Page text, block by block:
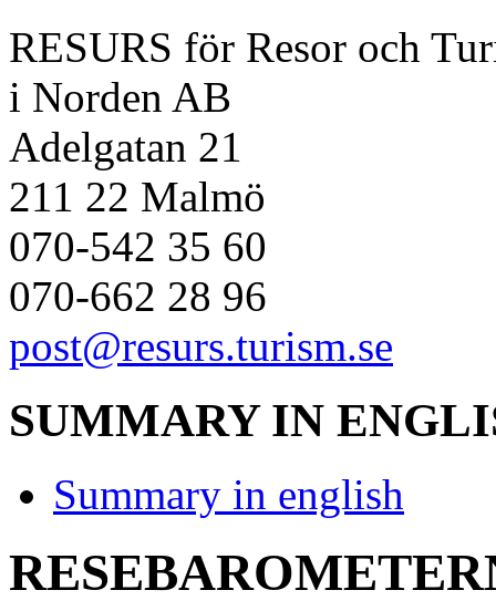
RESURS för Resor och
i Norden AB
Adelgatan 21
211 22 Malmö
070-542 35 60
070-662 28 96
post@resurs.turism.se
SUMMARY IN
Summary in english